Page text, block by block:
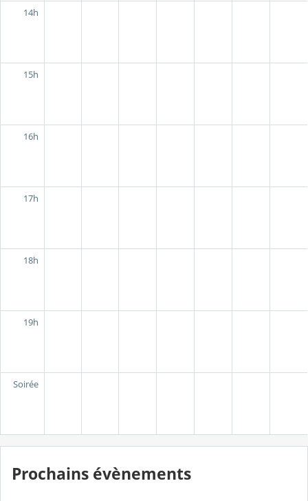
14h
15h
16h
17h
18h
19h
Soirée
Prochains évènements